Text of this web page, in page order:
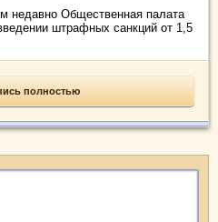
недавно Общественная палата
штрафных санкций от 1,5
полностью